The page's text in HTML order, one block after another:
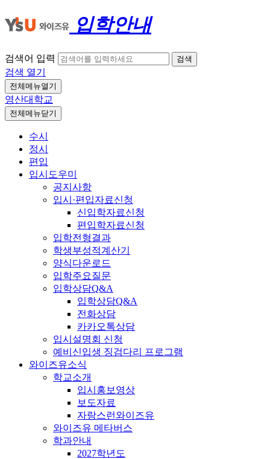
입학안내
검색어 입력 검색
검색 열기
전체메뉴열기
영산대학교
전체메뉴닫기
수시
정시
편입
입시도우미
공지사항
입시·편입자료신청
신입학자료신청
편입학자료신청
입학전형결과
학생부성적계산기
양식다운로드
입학주요질문
입학상담Q&A
입학상담Q&A
전화상담
카카오톡상담
입시설명회 신청
예비신입생 징검다리 프로그램
와이즈유소식
학교소개
입시홍보영상
보도자료
자랑스런와이즈유
와이즈유 메타버스
학과안내
2027학년도